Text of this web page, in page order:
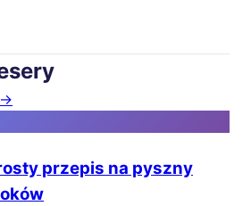
przepis na pyszny